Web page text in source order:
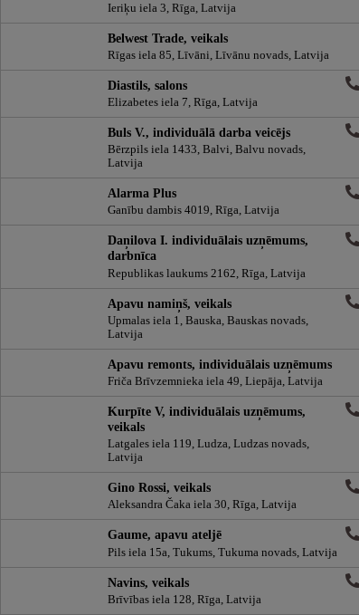
Ieriķu iela 3, Rīga, Latvija
Belwest Trade, veikals
Rīgas iela 85, Līvāni, Līvānu novads, Latvija
Diastils, salons
Elizabetes iela 7, Rīga, Latvija
Buls V., individuālā darba veicējs
Bērzpils iela 1433, Balvi, Balvu novads,
Latvija
Alarma Plus
Ganību dambis 4019, Rīga, Latvija
Daņilova I. individuālais uzņēmums,
darbnīca
Republikas laukums 2162, Rīga, Latvija
Apavu namiņš, veikals
Upmalas iela 1, Bauska, Bauskas novads,
Latvija
Apavu remonts, individuālais uzņēmums
Friča Brīvzemnieka iela 49, Liepāja, Latvija
Kurpīte V, individuālais uzņēmums,
veikals
Latgales iela 119, Ludza, Ludzas novads,
Latvija
Gino Rossi, veikals
Aleksandra Čaka iela 30, Rīga, Latvija
Gaume, apavu ateljē
Pils iela 15a, Tukums, Tukuma novads, Latvija
Navins, veikals
Brīvības iela 128, Rīga, Latvija